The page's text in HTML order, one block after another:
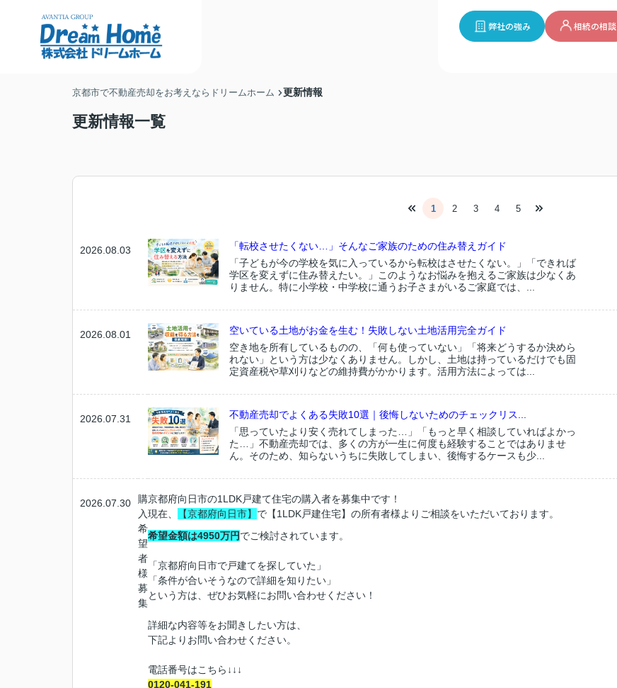
弊社の強み 相続の相談
京都市で不動産売却をお考えならドリームホーム 更新情報
更新情報一覧
1 2 3 4 5
2026.08.03
「転校させたくない…」そんなご家族のための住み替えガイド
「子どもが今の学校を気に入っているから転校はさせたくない。」「できれば
学区を変えずに住み替えたい。」このようなお悩みを抱えるご家族は少なくあ
りません。特に小学校・中学校に通うお子さまがいるご家庭では、...
2026.08.01
空いている土地がお金を生む！失敗しない土地活用完全ガイド
空き地を所有しているものの、「何も使っていない」「将来どうするか決めら
れない」という方は少なくありません。しかし、土地は持っているだけでも固
定資産税や草刈りなどの維持費がかかります。活用方法によっては...
2026.07.31
不動産売却でよくある失敗10選｜後悔しないためのチェックリス...
「思っていたより安く売れてしまった…」「もっと早く相談していればよかっ
た…」不動産売却では、多くの方が一生に何度も経験することではありませ
ん。そのため、知らないうちに失敗してしまい、後悔するケースも少...
2026.07.30
購
入
希
望
者
様
募
集
京都府向日市の1LDK戸建て住宅の購入者を募集中です！
現在、
【京都府向日市】 で【1 LDK戸建住宅】の所有者様よりご相談をいただいております。
希望金額は4950万円でご検討されています。
「京都府向日市で戸建てを探していた」
「条件が合いそうなので詳細を知りたい」
という方は、ぜひお気軽にお問い合わせください！
詳細な内容等をお聞きしたい方は、
下記よりお問い合わせください。
電話番号はこちら ↓↓↓
0120-041-191